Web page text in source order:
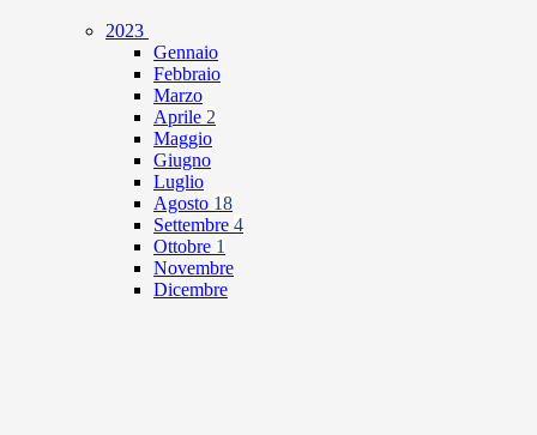
2023
Gennaio
Febbraio
Marzo
Aprile 2
Maggio
Giugno
Luglio
Agosto 18
Settembre 4
Ottobre 1
Novembre
Dicembre